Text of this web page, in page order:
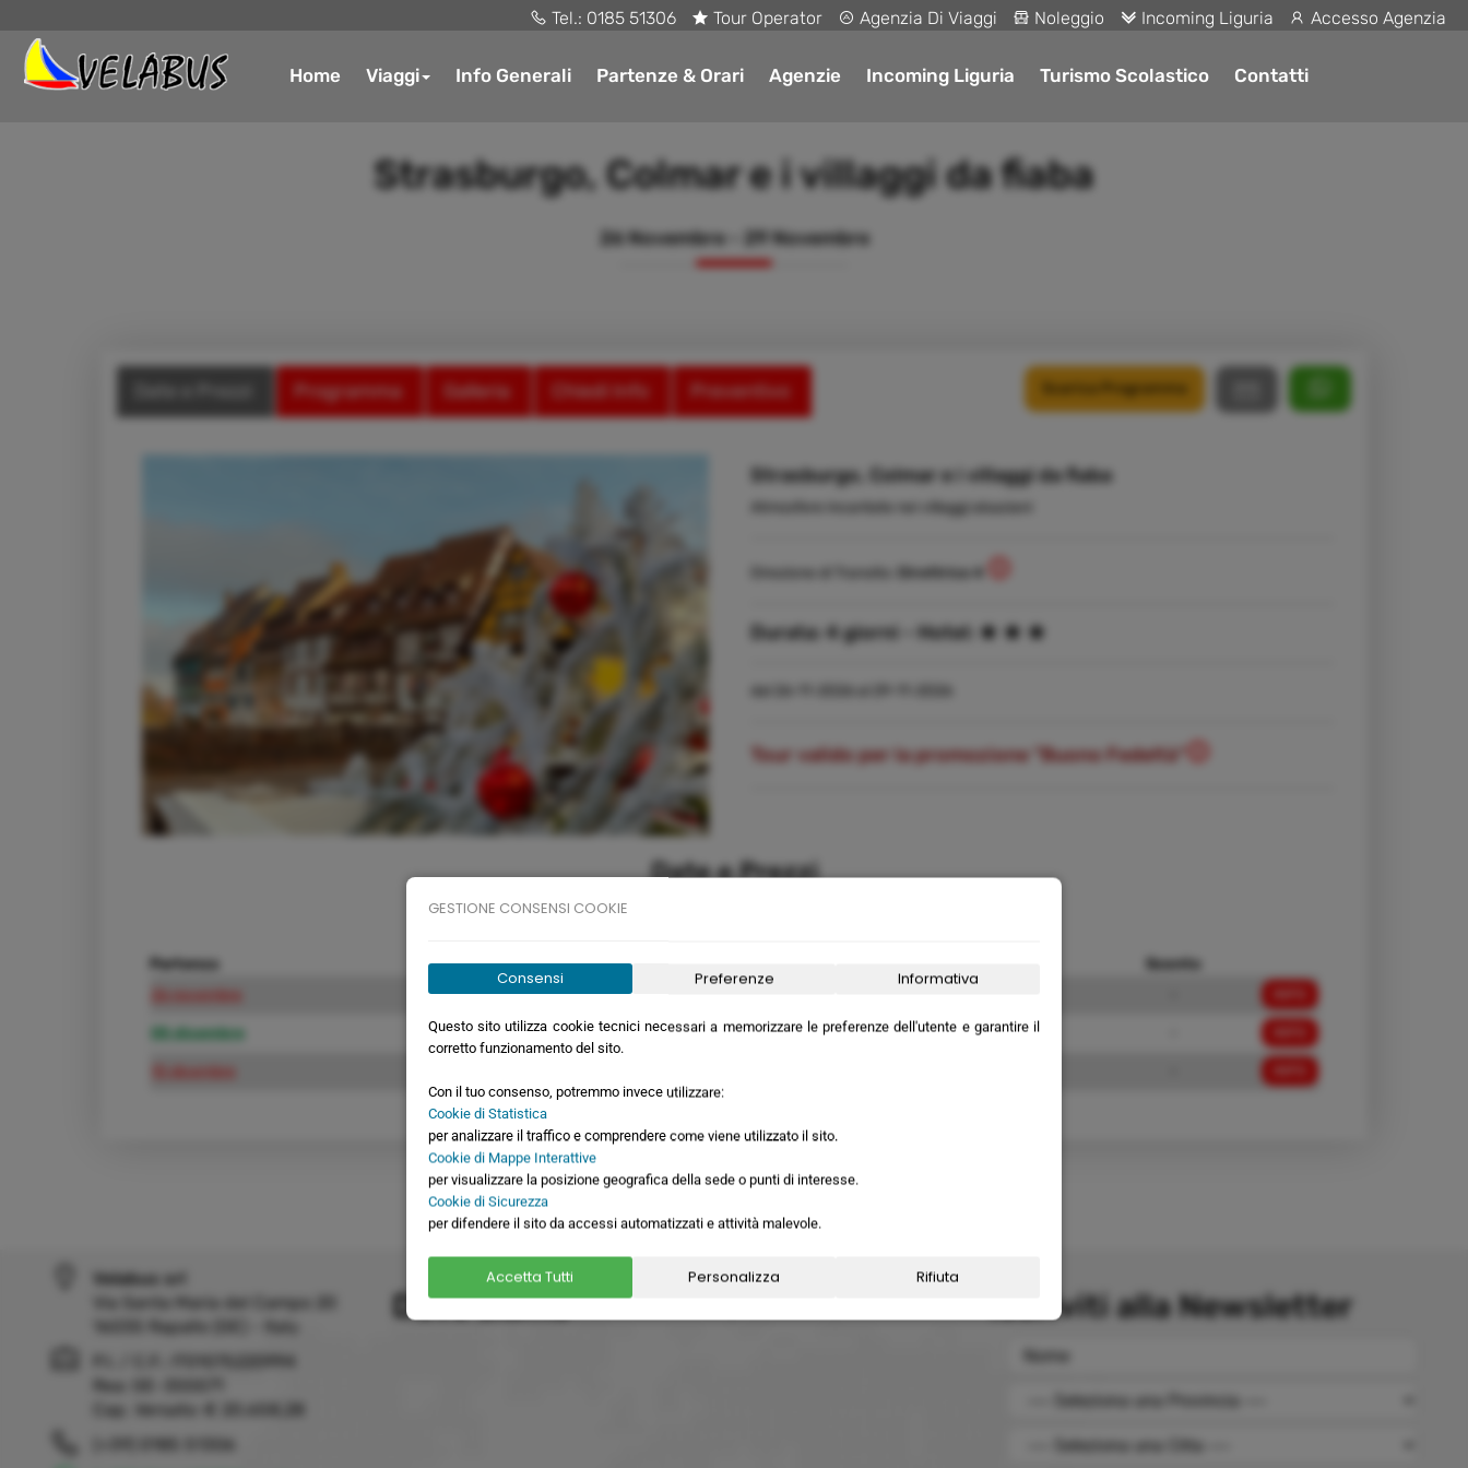
Tel.: 0185 51306 Tour Operator Agenzia Di Viaggi Noleggio Incoming Liguria Accesso Agenzia
Home Viaggi Info Generali Partenze & Orari Agenzie Incoming Liguria Turismo Scolastico Contatti
GESTIONE CONSENSI COOKIE
Consensi Preferenze Informativa
Questo sito utilizza cookie tecnici necessari a memorizzare le preferenze dell'utente e garantire il
corretto funzionamento del sito.
Con il tuo consenso, potremmo invece utilizzare:
Cookie di Statistica
per analizzare il traffico e comprendere come viene utilizzato il sito.
Cookie di Mappe Interattive
per visualizzare la posizione geografica della sede o punti di interesse.
Cookie di Sicurezza
per difendere il sito da accessi automatizzati e attività malevole.
Accetta Tutti Personalizza Rifiuta
Strasburgo, Colmar e i villaggi da fiaba
26 Novembre - 29 Novembre
Programma Galleria Chiedi Info Preventivo Scarica Programma
Strasburgo, Colmar e i villaggi da fiaba
Atmosfere incantate nei villaggi alsaziani
Durata: 4 giorni - Hotel:
Tour valido per la promozione "Buono Fedeltà"
Date e Prezzi
Partenza Arrivo
Sconto
29 novembre
05 dicembre 08 dicembre 4 giorni 570,00 €
Velabus srl
Via Santa Maria del Campo 20
16035 Rapallo (GE) - Italy
Rea: GE-355571
Cap. Versato: € 20.658,28
Dove siamo Iscriviti alla Newsletter